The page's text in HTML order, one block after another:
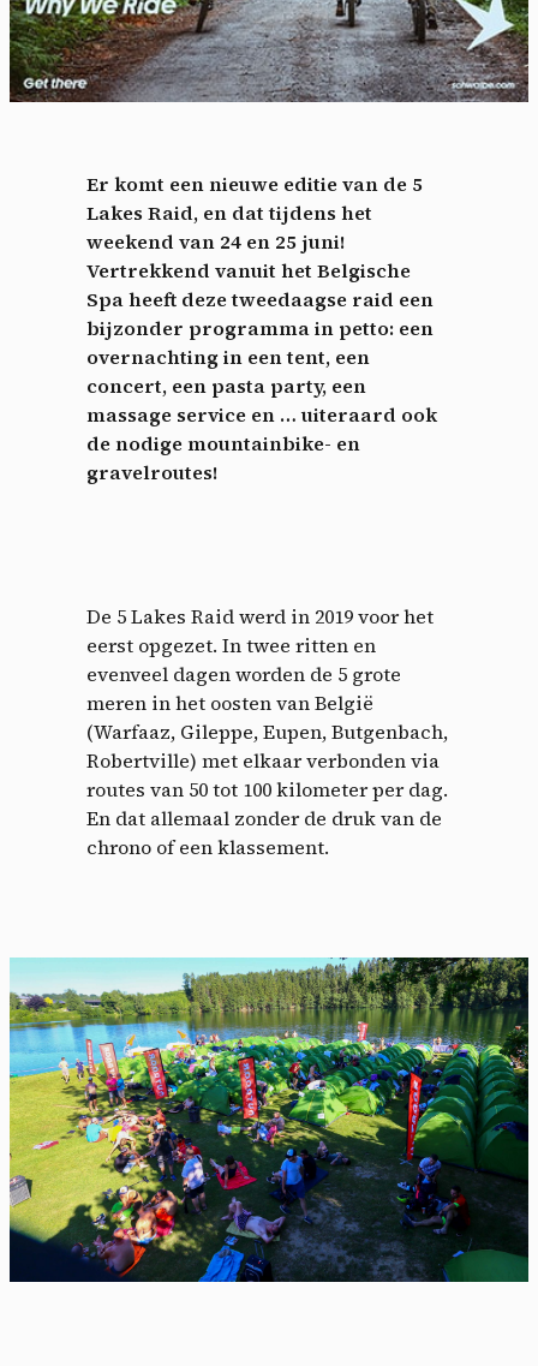
Er komt een nieuwe editie van de 5
Lakes Raid, en dat tijdens het
weekend van 24 en 25 juni!
Vertrekkend vanuit het Belgische
Spa heeft deze tweedaagse raid een
bijzonder programma in petto: een
overnachting in een tent, een
concert, een pasta party, een
massage service en … uiteraard ook
de nodige mountainbike- en
gravelroutes!
De 5 Lakes Raid werd in 2019 voor het
eerst opgezet. In twee ritten en
evenveel dagen worden de 5 grote
meren in het oosten van België
(Warfaaz, Gileppe, Eupen, Butgenbach,
Robertville) met elkaar verbonden via
routes van 50 tot 100 kilometer per dag.
En dat allemaal zonder de druk van de
chrono of een klassement.